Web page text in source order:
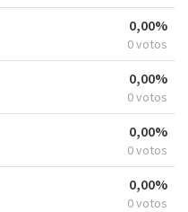
0,00%
0 votos
0,00%
0 votos
0,00%
0 votos
0,00%
0 votos